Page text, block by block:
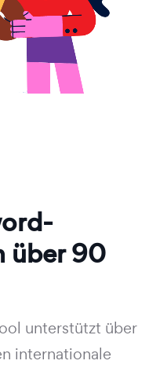
über 90
unterstützt über
internationale